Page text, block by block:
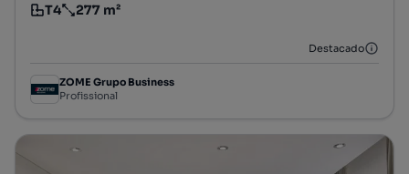
Tipologia
T4
Preço por metro quadrado
277 m²
Destacado
ZOME Grupo Business
Profissional